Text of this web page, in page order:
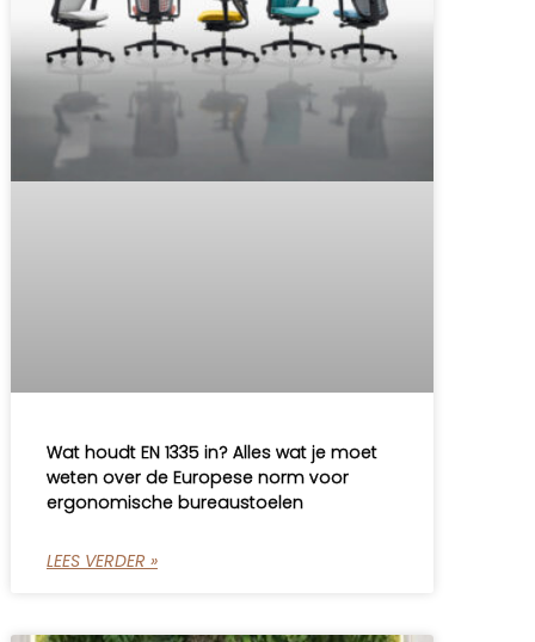
Wat houdt EN 1335 in? Alles wat je moet
weten over de Europese norm voor
ergonomische bureaustoelen
LEES VERDER »